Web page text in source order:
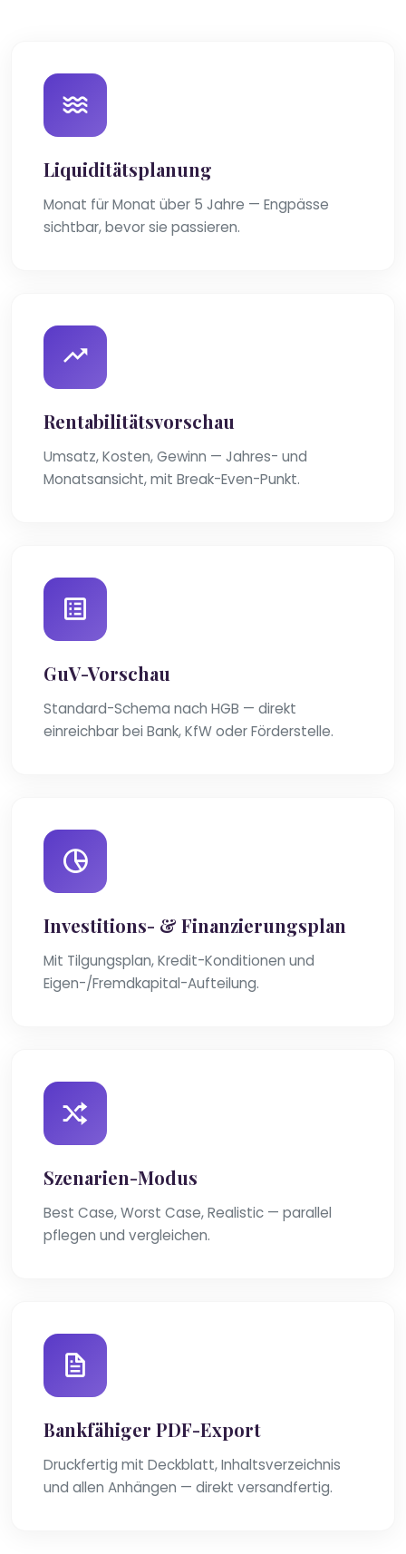
Liquiditätsplanung
Monat für Monat über 5 Jahre — Engpässe
sichtbar, bevor sie passieren.
Rentabilitätsvorschau
Umsatz, Kosten, Gewinn — Jahres- und
Monatsansicht, mit Break-Even-Punkt.
GuV-Vorschau
Standard-Schema nach HGB — direkt
einreichbar bei Bank, KfW oder Förderstelle.
Investitions- & Finanzierungsplan
Mit Tilgungsplan, Kredit-Konditionen und
Eigen-/Fremdkapital-Aufteilung.
Szenarien-Modus
Best Case, Worst Case, Realistic — parallel
pflegen und vergleichen.
Bankfähiger PDF-Export
Druckfertig mit Deckblatt, Inhaltsverzeichnis
und allen Anhängen — direkt versandfertig.